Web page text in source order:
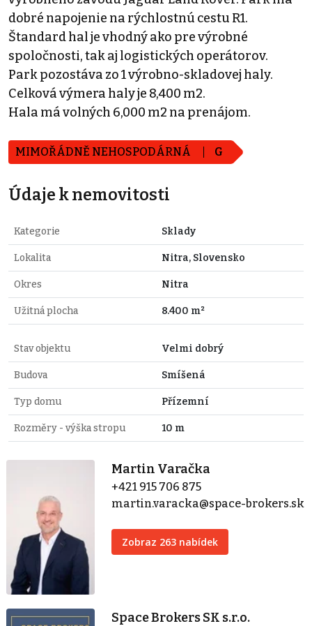
dobré napojenie na rýchlostnú cestu R1.
Štandard hal je vhodný ako pre výrobné
spoločnosti, tak aj logistických operátorov.
Park pozostáva zo 1 výrobno-skladovej haly.
Celková výmera haly je 8,400 m2.
Hala má volných 6,000 m2 na prenájom.
MIMOŘÁDNĚ NEHOSPODÁRNÁ G
Údaje k nemovitosti
Kategorie Sklady
Lokalita Nitra, Slovensko
Okres Nitra
Užitná plocha 8.400 m²
Stav objektu Velmi dobrý
Budova Smíšená
Typ domu Přízemní
Rozměry - výška stropu 10 m
Martin Varačka
+421 915 706 875
martin.varacka@space-brokers.sk
Zobraz 263 nabídek
Space Brokers SK s.r.o.